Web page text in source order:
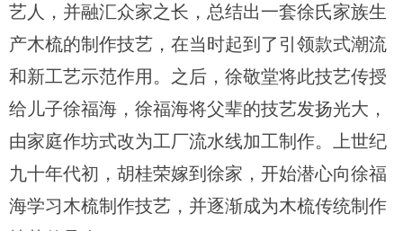
艺人，并融汇众家之长，总结出一套徐氏家族生
产木梳的制作技艺，在当时起到了引领款式潮流
和新工艺示范作用。之后，徐敬堂将此技艺传授
给儿子徐福海，徐福海将父辈的技艺发扬光大，
由家庭作坊式改为工厂流水线加工制作。上世纪
九十年代初，胡桂荣嫁到徐家，开始潜心向徐福
海学习木梳制作技艺，并逐渐成为木梳传统制作